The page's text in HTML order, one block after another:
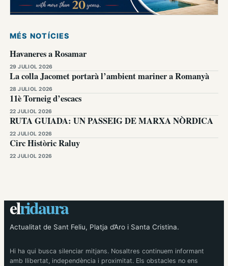
MÉS NOTÍCIES
Havaneres a Rosamar
29 JULIOL 2026
La colla Jacomet portarà l’ambient mariner a Romanyà
28 JULIOL 2026
11è Torneig d’escacs
22 JULIOL 2026
RUTA GUIADA: UN PASSEIG DE MARXA NÒRDICA
22 JULIOL 2026
Circ Històric Raluy
22 JULIOL 2026
elridaura
Actualitat de Sant Feliu, Platja d’Aro i Santa Cristina.
Hi ha qui busca silenciar mitjans. Nosaltres continuem informant
amb llibertat, independència i proximitat. Els obstacles no ens